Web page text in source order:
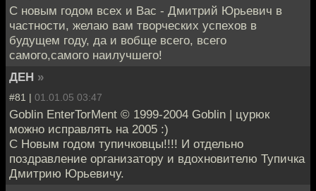
С новым годом всех и Вас - Дмитрий Юрьевич в
частности, желаю вам творческих успехов в
будущем году, да и вобще всего, всего
самого,самого наилучшего!
ДЕН »
#81 | 01.01.05 03:47
Goblin EnterTorMent © 1999-2004 Goblin | цурюк
можно исправлять на 2005 :)
С Новым годом тупичковцы!!!! И отдельно
поздравление организатору и вдохновителю Тупичка
Дмитрию Юрьевичу.